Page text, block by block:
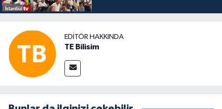
EDITÖR HAKKINDA
TE Bilisim